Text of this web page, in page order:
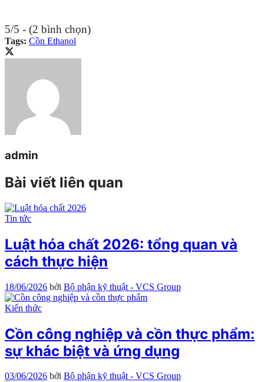
5/5 - (2 bình chọn)
Tags: Cồn Ethanol
admin
Bài viết liên quan
Tin tức
Luật hóa chất 2026: tổng quan và
cách thực hiện
18/06/2026 bởi Bộ phận kỹ thuật - VCS Group
Kiến thức
Cồn công nghiệp và cồn thực phẩm:
sự khác biệt và ứng dụng
03/06/2026 bởi Bộ phận kỹ thuật - VCS Group